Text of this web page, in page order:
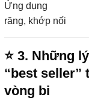
Ứng dụng
răng, khớp nối
⭐ 3. Những
“best seller”
vòng bi